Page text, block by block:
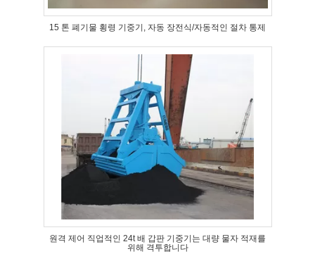
15 톤 폐기물 횡령 기중기, 자동 장전식/자동적인 절차 통제
원격 제어 직업적인 24t 배 갑판 기중기는 대량 물자 적재를
위해 격투합니다